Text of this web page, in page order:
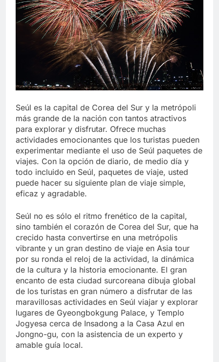
Libre
Crucero en México te
lleva a lugares
paranormales con
binoculares de visión
nocturna y reuniones de
secuestrados
7 Años Atrás
La Inteligencia Artificial
deepfake de Samsung
fabrica un clip de
movimiento desde una
sola foto
7 Años Atrás
Seúl es la capital de Corea del Sur y la metrópoli
más grande de la nación con tantos atractivos
para explorar y disfrutar. Ofrece muchas
actividades emocionantes que los turistas pueden
experimentar mediante el uso de Seúl paquetes de
viajes. Con la opción de diario, de medio día y
todo incluido en Seúl, paquetes de viaje, usted
puede hacer su siguiente plan de viaje simple,
eficaz y agradable.
Seúl no es sólo el ritmo frenético de la capital,
sino también el corazón de Corea del Sur, que ha
crecido hasta convertirse en una metrópolis
vibrante y un gran destino de viaje en Asia tour
por su ronda el reloj de la actividad, la dinámica
de la cultura y la historia emocionante. El gran
encanto de esta ciudad surcoreana dibuja global
de los turistas en gran número a disfrutar de las
maravillosas actividades en Seúl viajar y explorar
lugares de Gyeongbokgung Palace, y Templo
Jogyesa cerca de Insadong a la Casa Azul en
Jongno-gu, con la asistencia de un experto y
amable guía local.